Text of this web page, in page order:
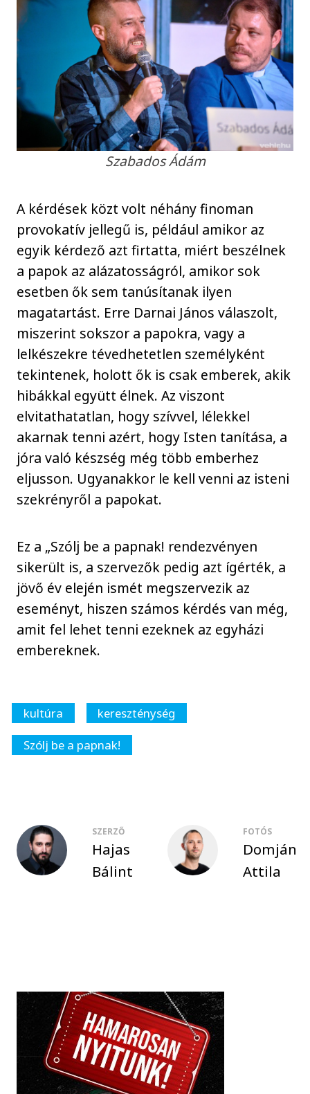
Szabados Ádám
A kérdések közt volt néhány finoman
provokatív jellegű is, például amikor az
egyik kérdező azt firtatta, miért beszélnek
a papok az alázatosságról, amikor sok
esetben ők sem tanúsítanak ilyen
magatartást. Erre Darnai János válaszolt,
miszerint sokszor a papokra, vagy a
lelkészekre tévedhetetlen személyként
tekintenek, holott ők is csak emberek, akik
hibákkal együtt élnek. Az viszont
elvitathatatlan, hogy szívvel, lélekkel
akarnak tenni azért, hogy Isten tanítása, a
jóra való készség még több emberhez
eljusson. Ugyanakkor le kell venni az isteni
szekrényről a papokat.
Ez a „Szólj be a papnak! rendezvényen
sikerült is, a szervezők pedig azt ígérték, a
jövő év elején ismét megszervezik az
eseményt, hiszen számos kérdés van még,
amit fel lehet tenni ezeknek az egyházi
embereknek.
kultúra
kereszténység
Szólj be a papnak!
SZERZŐ
Hajas
Bálint
FOTÓS
Domján
Attila